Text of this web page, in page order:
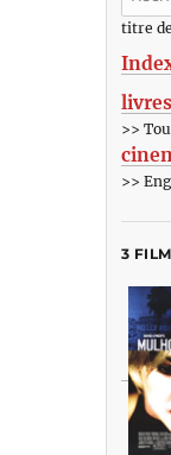
:titre
>>
>>
3